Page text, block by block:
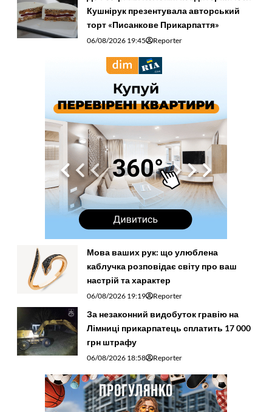
Кушнірук презентувала авторський
торт «Писанкове Прикарпаття»
06/08/2026 19:45 Reporter
Мова ваших рук: що улюблена
каблучка розповідає світу про ваш
настрій та характер
06/08/2026 19:19 Reporter
За незаконний видобуток гравію на
Лімниці прикарпатець сплатить 17 000
грн штрафу
06/08/2026 18:58 Reporter